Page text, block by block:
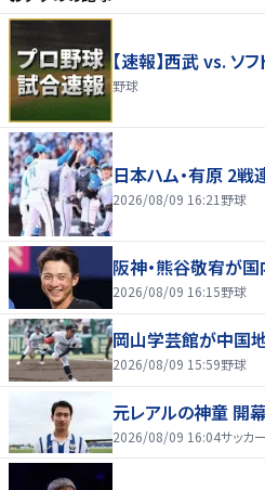
【速報】西武 vs. ソ
野球
日本ハム・有原 2
2026/08/09 16:21 野球
阪神・熊谷敬宥が
2026/08/09 16:15野球
岡山学芸館が中国
2026/08/09 15:59野球
元レアルの神童 開
2026/08/09 16:04サッカー